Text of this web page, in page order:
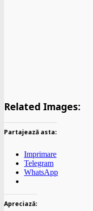
Related Images:
Partajează asta:
Imprimare
Telegram
WhatsApp
Apreciază: